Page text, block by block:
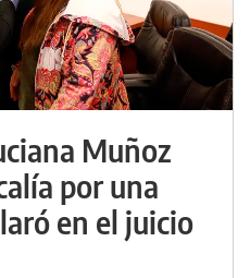
Muñoz
por una
en el juicio